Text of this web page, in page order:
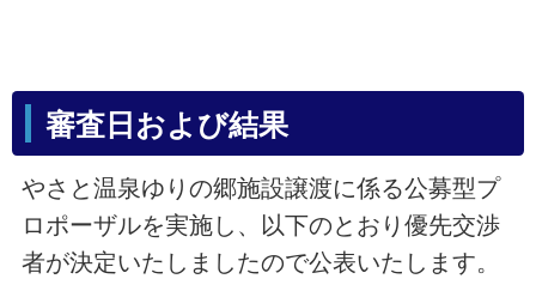
審査日および結果
やさと温泉ゆりの郷施設譲渡に係る公募型プ
ロポーザルを実施し、以下のとおり優先交渉
者が決定いたしましたので公表いたします。